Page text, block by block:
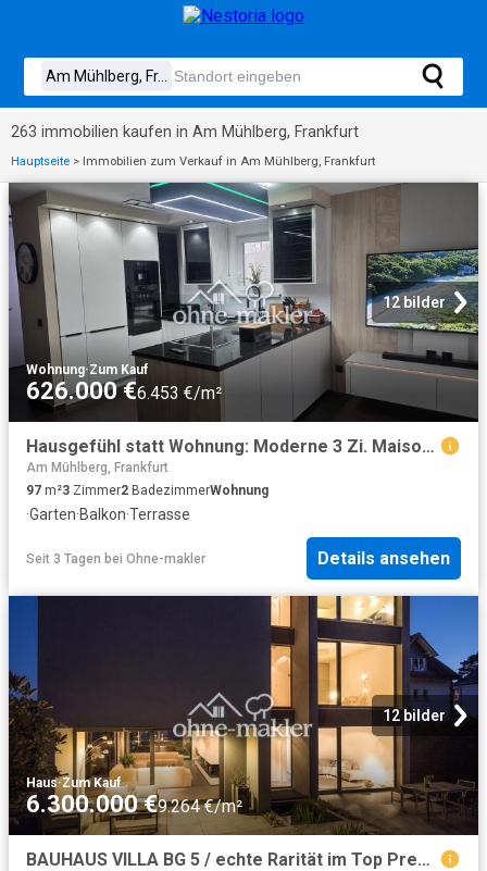
263 immobilien kaufen in Am Mühlberg, Frankfurt
Hauptseite > Immobilien zum Verkauf in Am Mühlberg, Frankfurt
12 bilder
Wohnung·Zum Kauf
626.000 €6.453 €/m²
Hausgefühl statt Wohnung: Moderne 3 Zi. Maisonette mit Garten, Terrasse & Balkon BJ 2013
Am Mühlberg, Frankfurt
97 m²3 Zimmer2 BadezimmerWohnung
·Garten·Balkon·Terrasse
Seit 3 Tagen bei Ohne-makler Details ansehen
12 bilder
Haus·Zum Kauf
6.300.000 €9.264 €/m²
BAUHAUS VILLA BG 5 / echte Rarität im Top Premium Segment